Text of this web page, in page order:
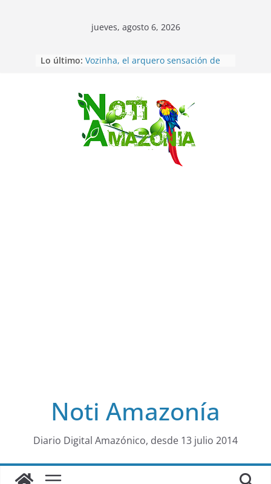
Saltar
al
jueves, agosto 6, 2026
Lo último: Sentencian a 34 años de prisión a
Vozinha, el arquero sensación de
cabo Verde, ya llegó para
incorporarse a Colo Colo de Chile
Pastaza: la parroquia Diez de
Agosto eligió a su nueva reina por
La “deuda de sueño”: una alerta
Noti Amazonía
Diario Digital Amazónico, desde 13 julio 2014